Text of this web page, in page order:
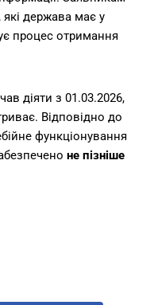
держава має у
процес отримання
діяти з 01.03.2026,
Відповідно до
функціонування
не пізніше